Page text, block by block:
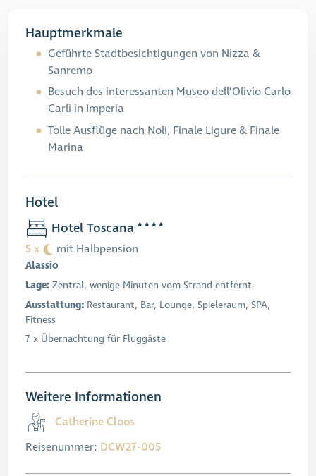
Hauptmerkmale
Geführte Stadtbesichtigungen von Nizza &
Sanremo
Besuch des interessanten Museo dell’Olivio Carlo
Carli in Imperia
Tolle Ausflüge nach Noli, Finale Ligure & Finale
Marina
Hotel
Hotel Toscana
5 x mit Halbpension
Alassio
Lage: Zentral, wenige Minuten vom Strand entfernt
Ausstattung: Restaurant, Bar, Lounge, Spieleraum, SPA,
Fitness
7 x Übernachtung für Fluggäste
Weitere Informationen
Catherine Cloos
Reisenummer: DCW27-005